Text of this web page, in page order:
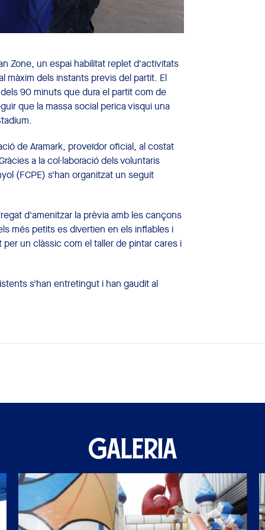
Zone, un espai habilitat replet d'activitats
màxim dels instants previs del partit. El
90 minuts que dura el partit com de
que la massa social perica visqui una
de Aramark, proveïdor oficial, al costat
a la col·laboració dels voluntaris
(FCPE) s'han organitzat un seguit
d'amenitzar la prèvia amb les cançons
més petits es divertien en els inflables i
un clàssic com el taller de pintar cares i
s'han entretingut i han gaudit al
GALERIA